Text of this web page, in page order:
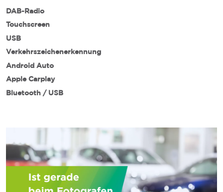
DAB-Radio
Touchscreen
USB
Verkehrszeichenerkennung
Android Auto
Apple Carplay
Bluetooth / USB